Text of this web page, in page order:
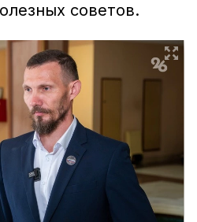
советов.